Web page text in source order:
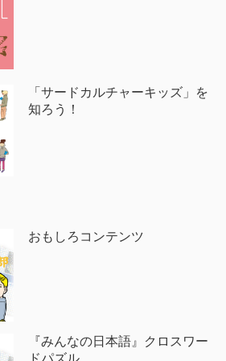
「サードカルチャーキッズ」を
知ろう！
おもしろコンテンツ
『みんなの日本語』クロスワー
ドパズル